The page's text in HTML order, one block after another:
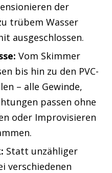
der
trübem Wasser
ausgeschlossen.
Vom Skimmer
bis hin zu den PVC-
– alle Gewinde,
passen ohne
oder Improvisieren
Statt unzähliger
verschiedenen